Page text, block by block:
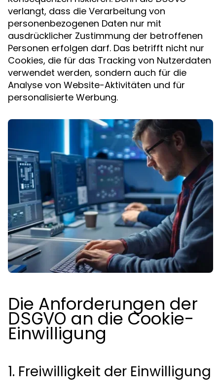
verlangt, dass die Verarbeitung von
personenbezogenen Daten nur mit
ausdrücklicher Zustimmung der betroffenen
Personen erfolgen darf. Das betrifft nicht nur
Cookies, die für das Tracking von Nutzerdaten
verwendet werden, sondern auch für die
Analyse von Website-Aktivitäten und für
personalisierte Werbung.
Die Anforderungen der
DSGVO an die Cookie-
Einwilligung
1. Freiwilligkeit der Einwilligung